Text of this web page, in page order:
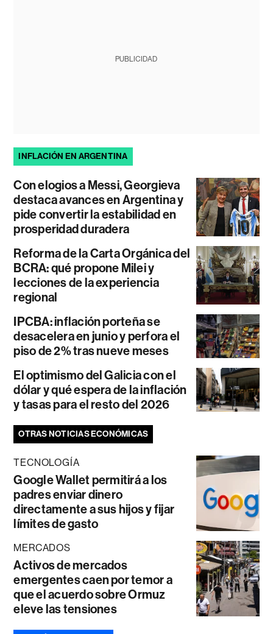
PUBLICIDAD
INFLACIÓN EN ARGENTINA
Con elogios a Messi, Georgieva
destaca avances en Argentina y
pide convertir la estabilidad en
prosperidad duradera
Reforma de la Carta Orgánica del
BCRA: qué propone Milei y
lecciones de la experiencia
regional
IPCBA: inflación porteña se
desacelera en junio y perfora el
piso de 2% tras nueve meses
El optimismo del Galicia con el
dólar y qué espera de la inflación
y tasas para el resto del 2026
OTRAS NOTICIAS ECONÓMICAS
TECNOLOGÍA
Google Wallet permitirá a los
padres enviar dinero
directamente a sus hijos y fijar
límites de gasto
MERCADOS
Activos de mercados
emergentes caen por temor a
que el acuerdo sobre Ormuz
eleve las tensiones